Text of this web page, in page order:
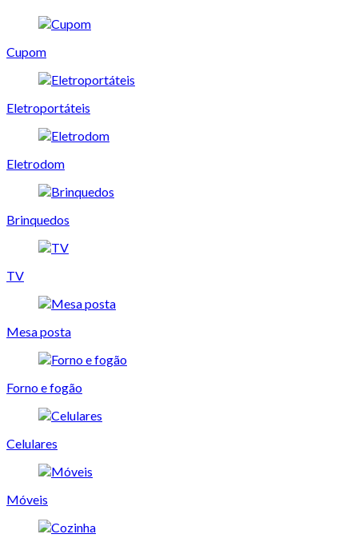
Cupom
Eletroportáteis
Eletrodom
Brinquedos
TV
Mesa posta
Forno e fogão
Celulares
Móveis